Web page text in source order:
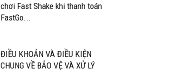
chơi Fast Shake khi thanh toán
FastGo...
ĐIỀU KHOẢN VÀ ĐIỀU KIỆN
CHUNG VỀ BẢO VỆ VÀ XỬ LÝ